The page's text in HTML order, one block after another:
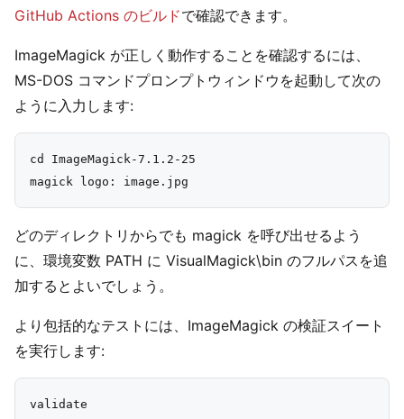
GitHub Actions のビルドで確認できます。
ImageMagick が正しく動作することを確認するには、
MS-DOS コマンドプロンプトウィンドウを起動して次の
ように入力します:
cd ImageMagick-7.1.2-25
どのディレクトリからでも magick を呼び出せるよう
に、環境変数 PATH に VisualMagick\bin のフルパスを追
加するとよいでしょう。
より包括的なテストには、ImageMagick の検証スイート
を実行します: